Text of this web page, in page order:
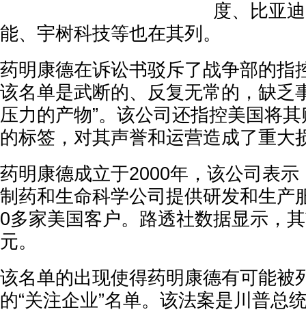
度、比亚
能、宇树科技等也在其列。
药明康德在诉讼书驳斥了战争部的指
该名单是武断的、反复无常的，缺乏
压力的产物”。该公司还指控美国将
的标签，对其声誉和运营造成了重大
药明康德成立于2000年，该公司表
制药和生命科学公司提供研发和生产
0多家美国客户。路透社数据显示，
元。
该名单的出现使得药明康德有可能被
的“关注企业”名单。该法案是川普总